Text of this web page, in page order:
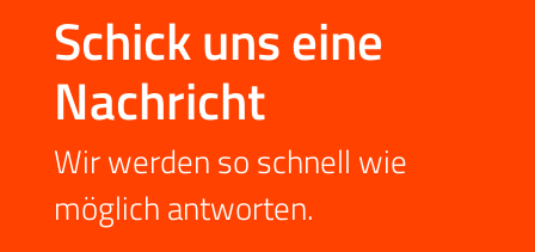
Schick uns eine
Nachricht
Wir werden so schnell wie
möglich antworten.